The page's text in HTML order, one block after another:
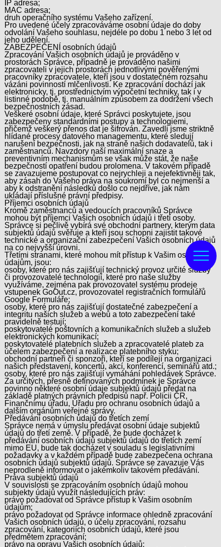
IP adresa;
MAC adresa;
druh operačního systému Vašeho zařízení.
Pro uvedené účely zpracováváme osobní údaje do doby
odvolání Vašeho souhlasu, nejdéle po dobu 1 nebo 3 let od
jeho udělení.
ZABEZPEČENÍ osobních údajů
Zpracování Vašich osobních údajů je prováděno v
prostorách Správce, případně je prováděno našimi
zpracovateli v jejich prostorách jednotlivými pověřenými
pracovníky zpracovatele, kteří jsou v dostatečném rozsahu
vázáni povinností mlčenlivosti. Ke zpracování dochází jak
elektronicky, tj. prostřednictvím výpočetní techniky, tak i v
listinné podobě, tj. manuálním způsobem za dodržení všech
bezpečnostních zásad.
Veškeré osobní údaje, které Správci poskytujete, jsou
zabezpečeny standardními postupy a technologiemi,
přičemž veškerý přenos dat je šifrován. Zavedli jsme striktně
hlídané procesy datového managementu, které sledují
narušení bezpečnosti, jak na straně našich dodavatelů, tak i
zaměstnanců. Navzdory naší maximální snaze a
preventivním mechanismům se však může stát, že naše
bezpečností opatření budou prolomena. V takovém případě
se zavazujeme postupovat co nejrychleji a nejefektivněji tak,
aby zásah do Vašeho práva na soukromí byl co nejmenší a
aby k odstranění následků došlo co nejdříve, jak nám
ukládají příslušné právní předpisy.
Příjemci osobních údajů
Kromě zaměstnanců a vedoucích pracovníků Správce
mohou být příjemci Vašich osobních údajů i třetí osoby.
Správce si pečlivě vybírá své obchodní partnery, kterým data
subjektů údajů svěřuje a kteří jsou schopni zajistit takové
technické a organizační zabezpečení Vašich osobních údajů
na co nejvyšší úrovni.
Třetími stranami, které mohou mít přístup k Vašim osobním
údajům, jsou:
osoby, které pro nás zajišťují technický provoz určité služby
či provozovatelé technologií, které pro naše služby
využíváme, zejména pak provozovatel systému prodeje
vstupenek GoOut.cz, provozovatel registračních formulářů
Google Formuláře;
osoby, které pro nás zajišťují dostatečné zabezpečení a
integritu našich služeb a webů a toto zabezpečení také
pravidelně testují;
poskytovatelé poštovních a komunikačních služeb a služeb
elektronických komunikací;
poskytovatelé platebních služeb a zpracovatelé plateb za
účelem zabezpečení a realizace platebního styku;
obchodní partneři či sponzoři, kteří se podílejí na organizaci
našich představení, koncertů, akcí, konferencí, seminářů atd.;
osoby, které pro nás zajišťují vymáhání pohledávek Správce.
Za určitých, přesně definovaných podmínek je Správce
povinno některé osobní údaje subjektů údajů předat na
základě platných právních předpisů např. Policii ČR,
Finančnímu úřadu, Úřadu pro ochranu osobních údajů a
dalším orgánům veřejné správy.
Předávání osobních údajů do třetích zemí
Správce nemá v úmyslu předávat osobní údaje subjektů
údajů do třetí země. V případě, že bude docházet k
předávání osobních údajů subjektů údajů do třetích zemí
mimo EU, bude tak docházet v souladu s legislativními
požadavky a v každém případě bude zabezpečena ochrana
osobních údajů subjektů údajů. Správce se zavazuje Vás
neprodleně informovat o jakémkoliv takovém předávání.
Práva subjektů údajů
V souvislosti se zpracováním osobních údajů mohou
subjekty údajů využít následujících práv:
právo požadovat od Správce přístup k Vašim osobním
údajům;
právo požadovat od Správce informace ohledně zpracování
Vašich osobních údajů, o účelu zpracování, rozsahu
zpracování, kategoriích osobních údajů, které jsou
předmětem zpracování;
právo na opravu Vašich osobních údajů;